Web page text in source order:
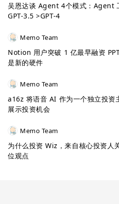
吴恩达谈 Agent 4个模式：Agent
GPT-3.5 >GPT-4
Memo Team
Notion 用户突破 1 亿最早融资
是新的硬件
Memo Team
a16z 将语音 AI 作为一个独立投资
展示投资机会
Memo Team
为什么投资 Wiz，来自核心投资人
位观点